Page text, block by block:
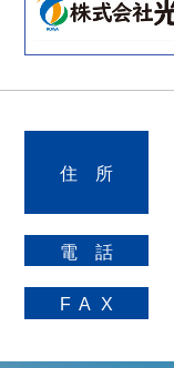
住 所
電話
FA X